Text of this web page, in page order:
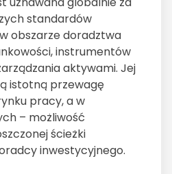
standardów
obszarze doradztwa
instrumentów
aktywami. Jej
istotną przewagę
pracy, a w
– możliwość
ścieżki
inwestycyjnego.